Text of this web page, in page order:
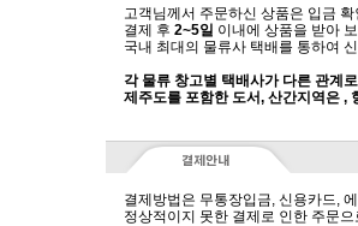
고객님께서 주문하신 상품은 입금
결제 후 2~5일 이내에 상품을 받아
국내 최대의 물류사 택배를 통하여
각 물류 창고별 택배사가 다른 관계
제주도를 포함한 도서, 산간지역은 ,
결제방법은 무통장입금, 신용카드,
정상적이지 못한 결제로 인한 주문